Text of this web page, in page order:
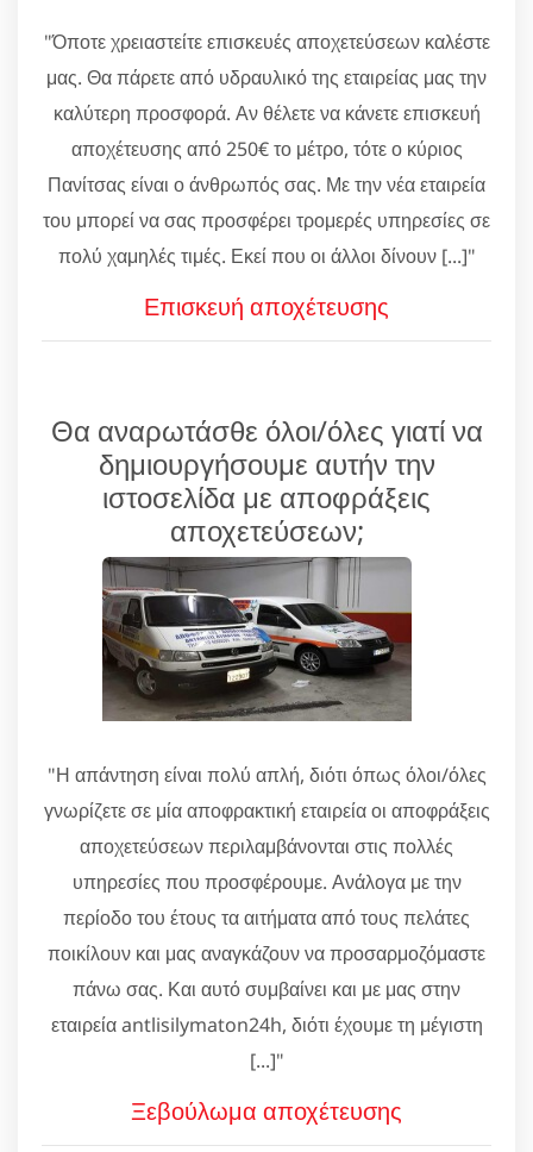
"Όποτε χρειαστείτε επισκευές αποχετεύσεων καλέστε
μας. Θα πάρετε από υδραυλικό της εταιρείας μας την
καλύτερη προσφορά. Αν θέλετε να κάνετε επισκευή
αποχέτευσης από 250€ το μέτρο, τότε ο κύριος
Πανίτσας είναι ο άνθρωπός σας. Με την νέα εταιρεία
του μπορεί να σας προσφέρει τρομερές υπηρεσίες σε
πολύ χαμηλές τιμές. Εκεί που οι άλλοι δίνουν [...]"
Επισκευή αποχέτευσης
Θα αναρωτάσθε όλοι/όλες γιατί να
δημιουργήσουμε αυτήν την
ιστοσελίδα με αποφράξεις
αποχετεύσεων;
"Η απάντηση είναι πολύ απλή, διότι όπως όλοι/όλες
γνωρίζετε σε μία αποφρακτική εταιρεία οι αποφράξεις
αποχετεύσεων περιλαμβάνονται στις πολλές
υπηρεσίες που προσφέρουμε. Ανάλογα με την
περίοδο του έτους τα αιτήματα από τους πελάτες
ποικίλουν και μας αναγκάζουν να προσαρμοζόμαστε
πάνω σας. Και αυτό συμβαίνει και με μας στην
εταιρεία antlisilymaton24h, διότι έχουμε τη μέγιστη
[...]"
Ξεβούλωμα αποχέτευσης